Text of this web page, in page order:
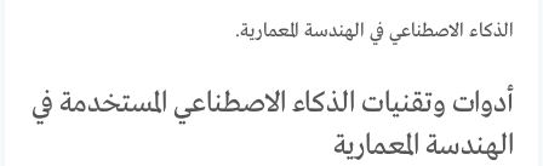
الذكاء الاصطناعي في الهندسة المعمارية.
أدوات وتقنيات الذكاء الاصطناعي المستخدمة في
الهندسة المعمارية